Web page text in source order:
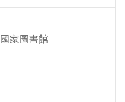
國家圖書館